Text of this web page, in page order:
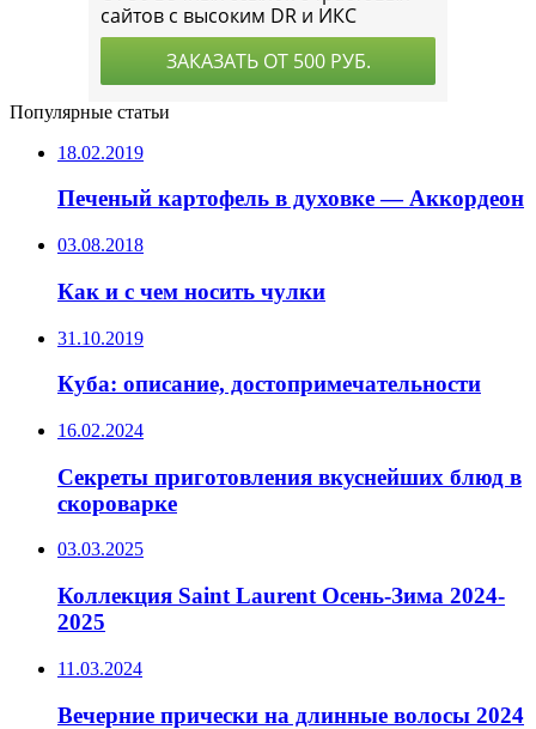
Популярные статьи
18.02.2019
Печеный картофель в духовке — Аккордеон
03.08.2018
Как и с чем носить чулки
31.10.2019
Куба: описание, достопримечательности
16.02.2024
Секреты приготовления вкуснейших блюд в
скороварке
03.03.2025
Коллекция Saint Laurent Осень-Зима 2024-
2025
11.03.2024
Вечерние прически на длинные волосы 2024